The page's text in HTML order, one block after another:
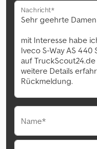
Nachricht*
Name*